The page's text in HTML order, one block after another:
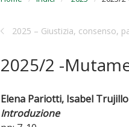
2025 – Giustizia, consenso,
2025/2 -
Elena Pariotti, Isabel Trujillo
Introduzione